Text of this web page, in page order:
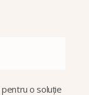
pentru o soluție